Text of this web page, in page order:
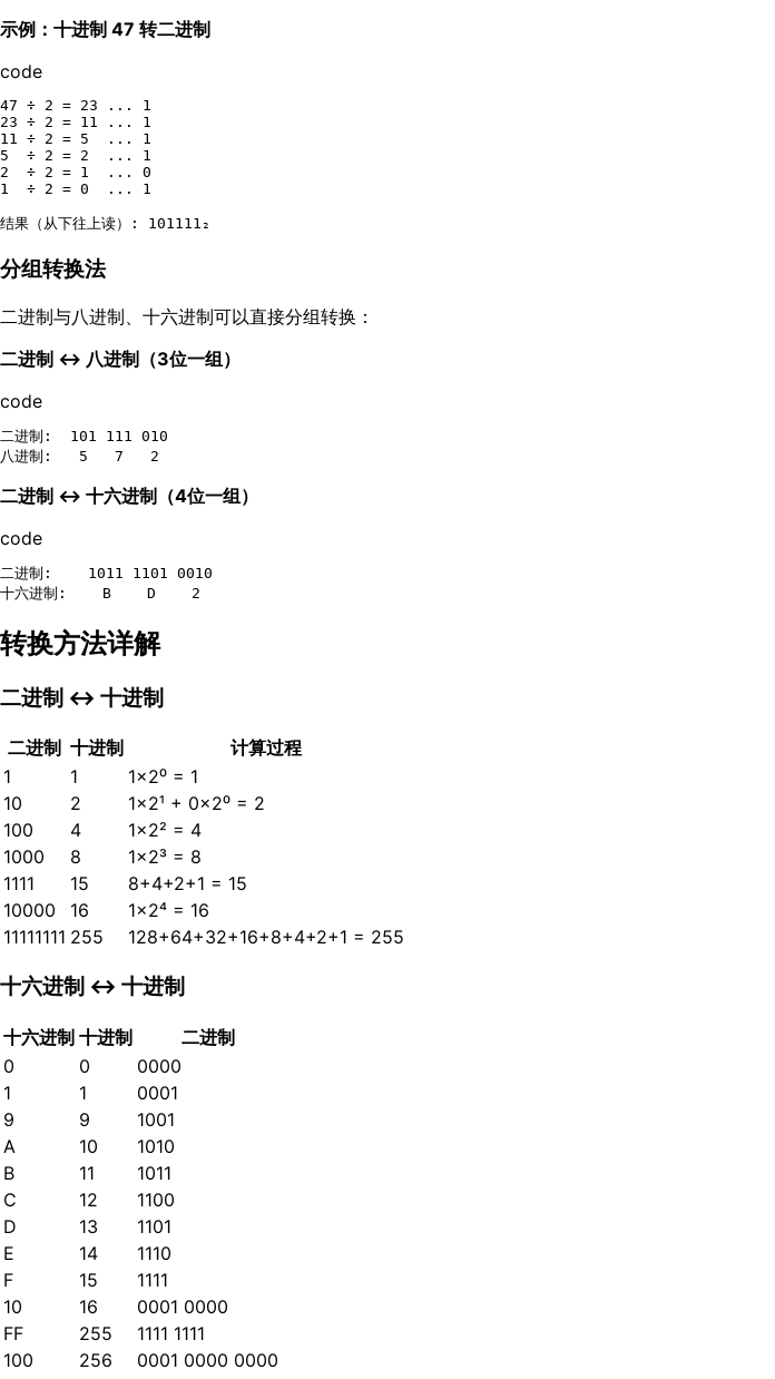
示例：十进制 47 转二进制
code
47 ÷ 2 = 23 ... 1
23 ÷ 2 = 11 ... 1
11 ÷ 2 = 5  ... 1
5  ÷ 2 = 2  ... 1
2  ÷ 2 = 1  ... 0
1  ÷ 2 = 0  ... 1
分组转换法
二进制与八进制、十六进制可以直接分组转换：
二进制 ↔ 八进制（3位一组）
code
二进制:  101 111 010
二进制 ↔ 十六进制（4位一组）
code
二进制:    1011 1101 0010
转换方法详解
二进制 ↔ 十进制
二进制 十进制
计算过程
1
1
1×2⁰ = 1
10
2
1×2¹ + 0×2⁰ = 2
100
4
1×2² = 4
1000
8
1×2³ = 8
1111
15
8+4+2+1 = 15
10000
16
1×2⁴ = 16
11111111 255 128+64+32+16+8+4+2+1 = 255
十六进制 ↔ 十进制
十六进制 十进制
二进制
0
0
0000
1
1
0001
9
9
1001
A
10
1010
B
11
1011
C
12
1100
D
13
1101
E
14
1110
F
15
1111
10
16
0001 0000
FF
255
1111 1111
100
256 0001 0000 0000